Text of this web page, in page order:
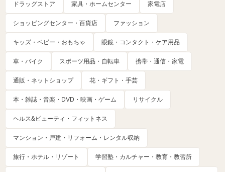
ドラッグストア 家具・ホームセンター 家電店
ショッピングセンター・百貨店 ファッション
キッズ・ベビー・おもちゃ 眼鏡・コンタクト・ケア用品
車・バイク スポーツ用品・自転車 携帯・通信・家電
通販・ネットショップ 花・ギフト・手芸
本・雑誌・音楽・DVD・映画・ゲーム リサイクル
ヘルス&ビューティ・フィットネス
マンション・戸建・リフォーム・レンタル収納
旅行・ホテル・リゾート 学習塾・カルチャー・教育・教習所